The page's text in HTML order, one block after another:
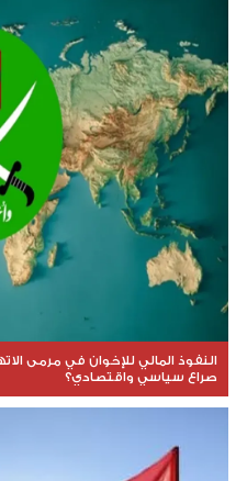
النفوذ المالي للإخوان في مرمى
صراع سياسي واقتصادي؟